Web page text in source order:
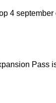
4 september
Pass